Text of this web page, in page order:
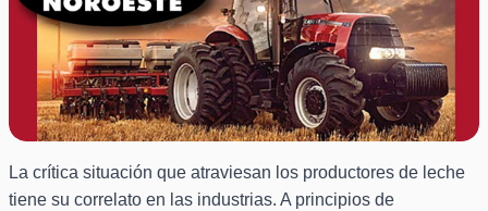
La crítica situación que atraviesan los productores de leche
tiene su correlato en las industrias. A principios de